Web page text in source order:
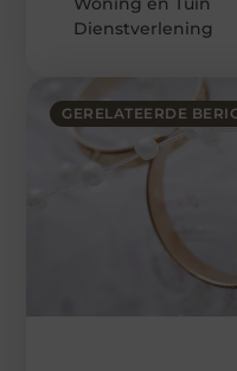
GERELATEERDE
Dienstverlening